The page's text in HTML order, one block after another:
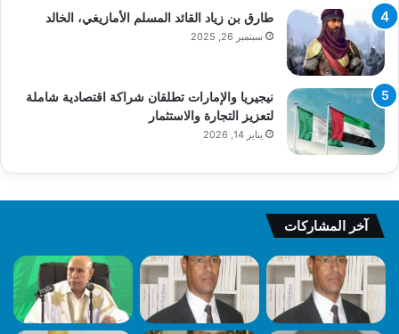
طارق بن زياد القائد المسلم الأمازيغي، الخالد
سبتمبر 26, 2025
نيجيريا والإمارات تطلقان شراكة اقتصادية شاملة
لتعزيز التجارة والاستثمار
يناير 14, 2026
آخر المشاركات